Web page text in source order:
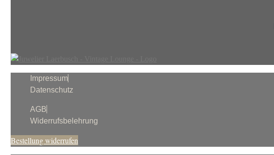
Impressum
Datenschutz
AGB
Widerrufsbelehrung
Bestellung widerrufen